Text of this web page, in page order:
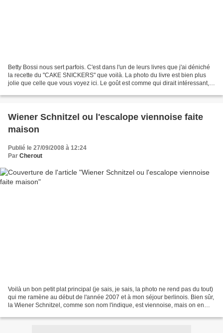
Betty Bossi nous sert parfois. C'est dans l'un de leurs livres que j'ai déniché
la recette du "CAKE SNICKERS" que voilà. La photo du livre est bien plus
jolie que celle que vous voyez ici. Le goût est comme qui dirait intéressant,
Wiener Schnitzel ou l'escalope viennoise faite
maison
Publié le 27/09/2008 à 12:24
Par Cherout
Voilà un bon petit plat principal (je sais, je sais, la photo ne rend pas du tout)
qui me ramène au début de l'année 2007 et à mon séjour berlinois. Bien sûr,
la Wiener Schnitzel, comme son nom l'indique, est viennoise, mais on en